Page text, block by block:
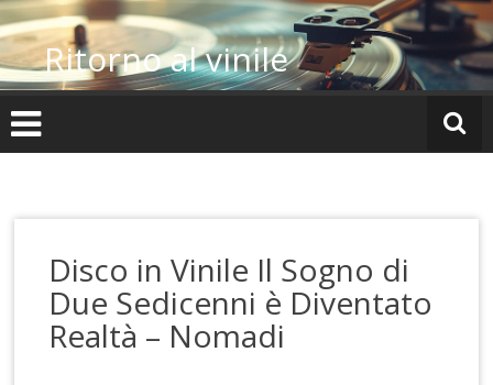
Vai
al
contenutoRitorno al vinile
Disco in Vinile Il Sogno di
Due Sedicenni è Diventato
Realtà – Nomadi